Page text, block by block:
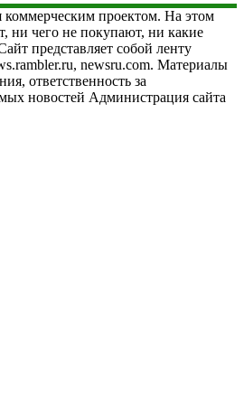
коммерческим проектом. На этом
ни чего не покупают, ни какие
представляет собой ленту
newsru.com. Материалы
ответственность за
новостей Администрация сайта